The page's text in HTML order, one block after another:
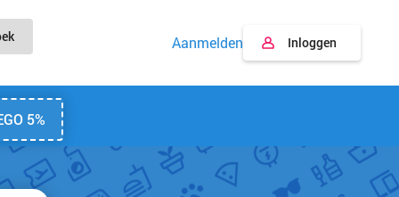
Aanmelden Inloggen
5%